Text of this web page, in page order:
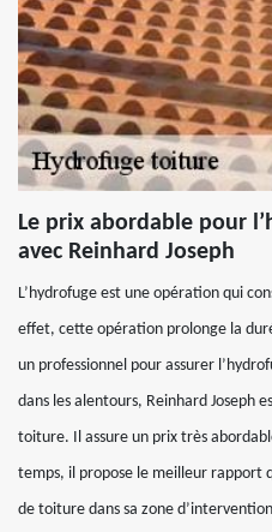
Le prix abordable pour
avec Reinhard Joseph
L’hydrofuge est une opération qui
effet, cette opération prolonge la
un professionnel pour assurer
dans les alentours, Reinhard Joseph
toiture. Il assure un prix très
temps, il propose le meilleur rapport
de toiture dans sa zone